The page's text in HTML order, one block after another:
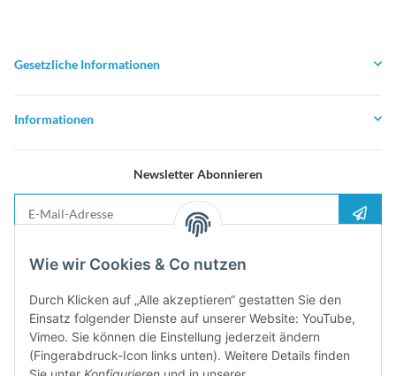
Wie wir Cookies & Co nutzen
Durch Klicken auf „Alle akzeptieren“ gestatten Sie den
Einsatz folgender Dienste auf unserer Website: YouTube,
Vimeo. Sie können die Einstellung jederzeit ändern
(Fingerabdruck-Icon links unten). Weitere Details finden
Gesetzliche Informationen
Informationen
Newsletter Abonnieren
Bitte senden Sie mir entsprechend Ihrer
jederzeit widerruflich Informationen zu Ihrem Produktsortiment per E-Mail zu.
Newsletter abonieren und5%Rabatt-Guschein erhalten. Für Ihren
nächsten Einkauf. Den Gutschein erhalten Sie per Email nach der
erfolgreichen Bestätigung Ihrer Email-Adresse